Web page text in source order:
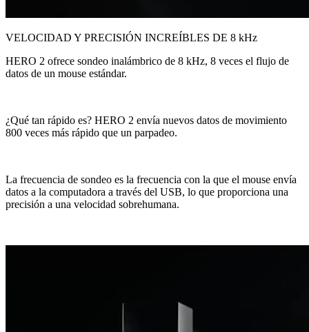
VELOCIDAD Y PRECISIÓN INCREÍBLES DE 8 kHz
HERO 2 ofrece sondeo inalámbrico de 8 kHz, 8 veces el flujo de
datos de un mouse estándar.
¿Qué tan rápido es? HERO 2 envía nuevos datos de movimiento
800 veces más rápido que un parpadeo.
La frecuencia de sondeo es la frecuencia con la que el mouse envía
datos a la computadora a través del USB, lo que proporciona una
precisión a una velocidad sobrehumana.